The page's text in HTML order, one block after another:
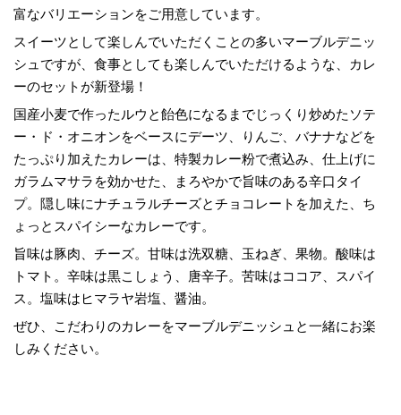
富なバリエーションをご用意しています。
スイーツとして楽しんでいただくことの多いマーブルデニッ
シュですが、食事としても楽しんでいただけるような、カレ
ーのセットが新登場！
国産小麦で作ったルウと飴色になるまでじっくり炒めたソテ
ー・ド・オニオンをベースにデーツ、りんご、バナナなどを
たっぷり加えたカレーは、特製カレー粉で煮込み、仕上げに
ガラムマサラを効かせた、まろやかで旨味のある辛口タイ
プ。隠し味にナチュラルチーズとチョコレートを加えた、ち
ょっとスパイシーなカレーです。
旨味は豚肉、チーズ。甘味は洗双糖、玉ねぎ、果物。酸味は
トマト。辛味は黒こしょう、唐辛子。苦味はココア、スパイ
ス。塩味はヒマラヤ岩塩、醤油。
ぜひ、こだわりのカレーをマーブルデニッシュと一緒にお楽
しみください。